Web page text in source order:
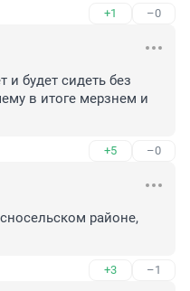
+1 –0
будет сидеть без
в итоге мерзнем и
+5 –0
районе,
+3 –1